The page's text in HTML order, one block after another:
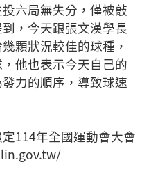
六局無失分，僅被敲
，今天跟張文漢學長
顆狀況較佳的球種，
他也表示今天自己的
力的順序，導致球速
114年全國運動會大會